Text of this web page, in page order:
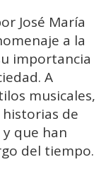
José María
a la
importancia
A
musicales,
de
que han
del tiempo.